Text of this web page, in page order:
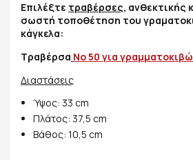
Επιλέξτε τραβέρσες, ανθεκτικής
σωστή τοποθέτηση του
κάγκελα:
Τραβέρσα Νο 50 για
Διαστάσεις
Ύψος: 33 cm
Πλάτος: 37,5 cm
Βάθος: 10,5 cm